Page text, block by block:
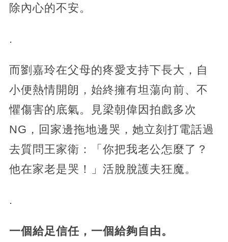
除內心的不安。
.
而劉嘉玲在父母的疼愛支持下長大，自
小便熱情開朗，始終擁有坦蕩向前、不
懼傷害的底氣。見梁朝偉因拍戲多次
NG，回家邊拖地邊哭，她立刻打電話過
去質問王家衛：「你把我老公怎麼了？
他在家老是哭！」活脫脫護夫狂魔。
.
一個給足信任，一個給夠自由。